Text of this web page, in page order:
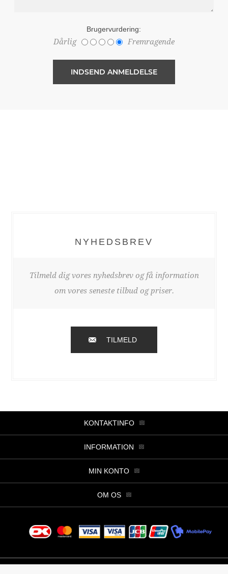
Brugervurdering:
Dårlig Fremragende
NYHEDSBREV
Tilmeld dig vores nyhedsbrev og få information
om vores seneste tilbud og priser.
TILMELD
KONTAKTINFO
INFORMATION
MIN KONTO
OM OS